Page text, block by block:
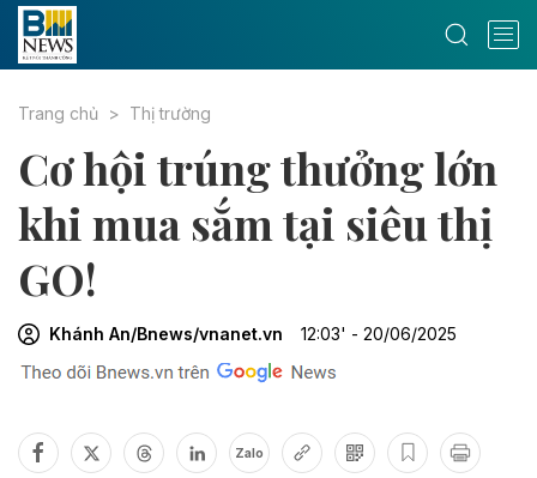
Trang chủ Thị trường
Cơ hội trúng thưởng lớn
khi mua sắm tại siêu thị
GO!
Khánh An/Bnews/vnanet.vn 12:03' - 20/06/2025
Zalo